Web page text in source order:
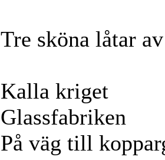
Tre sköna låtar
Kalla kriget
Glassfabriken
På väg till